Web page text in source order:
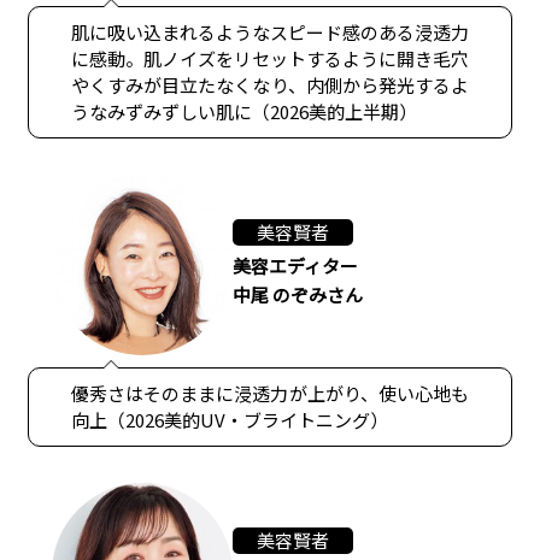
肌に吸い込まれるようなスピード感のある浸透力
に感動。肌ノイズをリセットするように開き毛穴
やくすみが目立たなくなり、内側から発光するよ
うなみずみずしい肌に（2026美的上半期）
美容賢者
美容エディター
中尾 のぞみさん
優秀さはそのままに浸透力が上がり、使い心地も
向上（2026美的UV・ブライトニング）
美容賢者